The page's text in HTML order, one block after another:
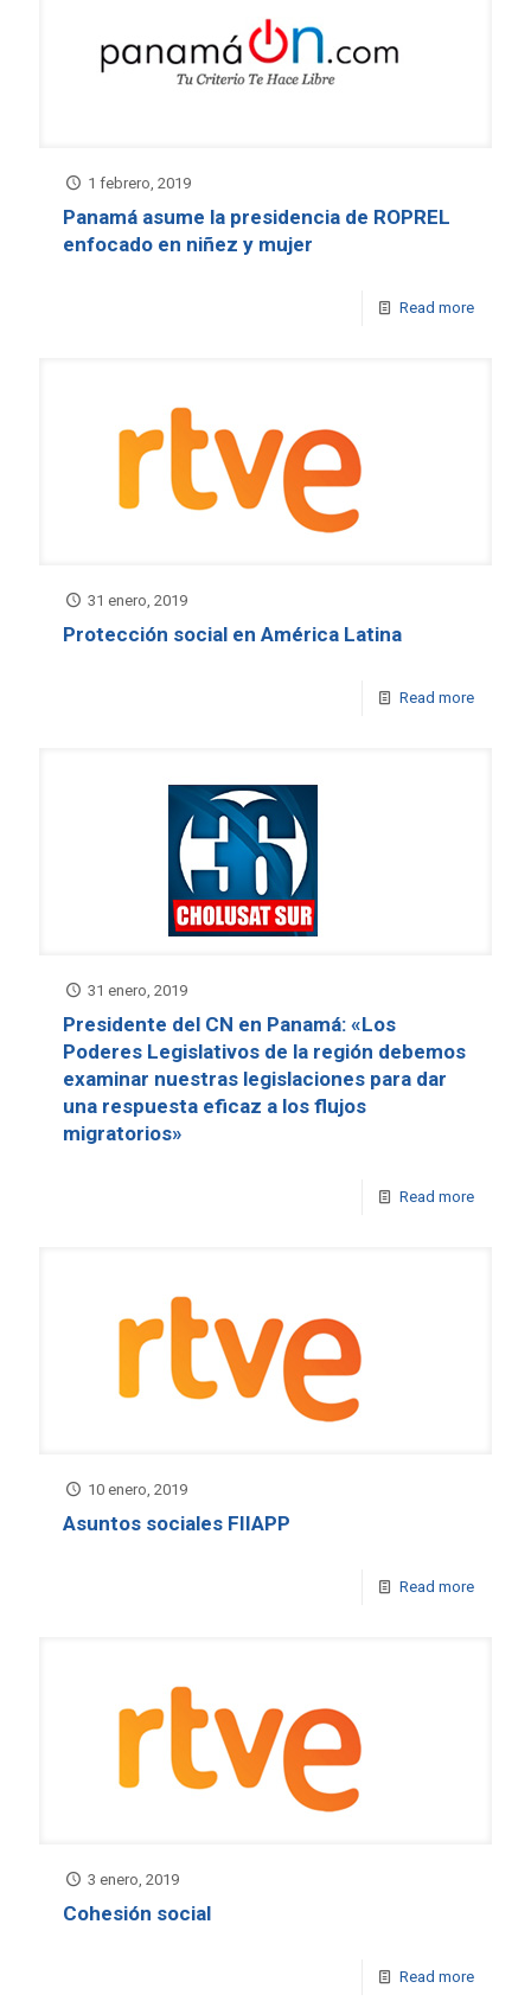
1 febrero, 2019
Panamá asume la presidencia de ROPREL
enfocado en niñez y mujer
Read more
31 enero, 2019
Protección social en América Latina
Read more
31 enero, 2019
Presidente del CN en Panamá: «Los
Poderes Legislativos de la región debemos
examinar nuestras legislaciones para dar
una respuesta eficaz a los flujos
migratorios»
Read more
10 enero, 2019
Asuntos sociales FIIAPP
Read more
3 enero, 2019
Cohesión social
Read more